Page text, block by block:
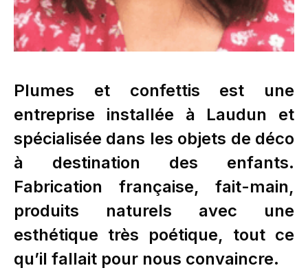
Plumes et confettis est une
entreprise installée à Laudun et
spécialisée dans les objets de déco
à destination des enfants.
Fabrication française, fait-main,
produits naturels avec une
esthétique très poétique, tout ce
qu’il fallait pour nous convaincre.